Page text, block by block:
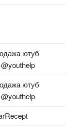
ютуб
ютуб